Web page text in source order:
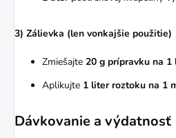
3) Zálievka (len vonkajšie použitie)
Zmiešajte 20 g prípravku na 1
Aplikujte 1 liter roztoku na 1
Dávkovanie a výdatnosť